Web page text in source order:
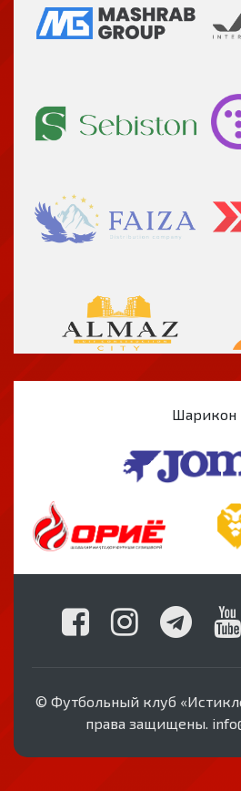
Шарикон
© Футбольный клуб
права защищены.